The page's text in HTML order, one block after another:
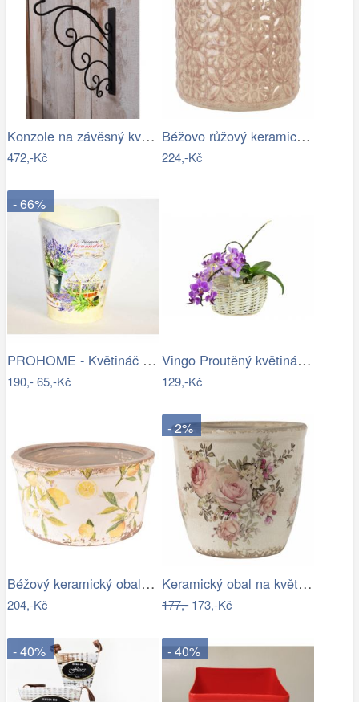
Konzole na závěsný květináč - IS
472,-Kč
Béžovo růžový keramický květináč se…
224,-Kč
- 66%
PROHOME - Květináč kulatý vysoký…
190,-65,-Kč
Vingo Proutěný květináč košíček s…
129,-Kč
Béžový keramický obal na květináč s…
204,-Kč
- 2%
Keramický obal na květináč s růžemi…
177,-173,-Kč
- 40% - 40%